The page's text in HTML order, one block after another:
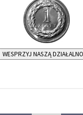
WESPRZYJ NASZĄ